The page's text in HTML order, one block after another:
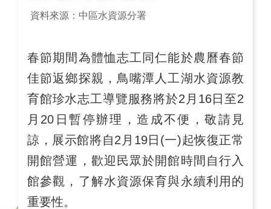
資料來源：中區水資源分署
春節期間為體恤志工同仁能於農曆春節
佳節返鄉探親，鳥嘴潭人工湖水資源教
育館珍水志工導覽服務將於2月16日至2
月20日暫停辦理，造成不便，敬請見
諒，展示館將自2月19日(一)起恢復正常
開館營運，歡迎民眾於開館時間自行入
館參觀，了解水資源保育與永續利用的
重要性。